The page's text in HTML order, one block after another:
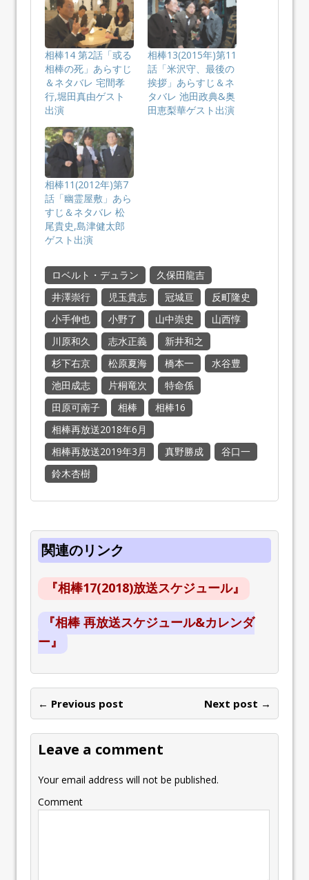
相棒14 第2話「或る
相棒の死」あらすじ
＆ネタバレ 宅間孝
行,堀田真由ゲスト
出演
相棒13(2015年)第11
話「米沢守、最後の
挨拶」あらすじ＆ネ
タバレ 池田政典&奥
田恵梨華ゲスト出演
相棒11(2012年)第7
話「幽霊屋敷」あら
すじ＆ネタバレ 松
尾貴史,島津健太郎
ゲスト出演
ロベルト・デュラン
久保田龍吉
井澤崇行
児玉貴志 冠城亘
反町隆史
小手伸也
小野了 山中崇史
山西惇
川原和久
志水正義
新井和之
杉下右京
松原夏海 橋本一
水谷豊
池田成志
片桐竜次
特命係
田原可南子
相棒
相棒16
相棒再放送2018年6月
相棒再放送2019年3月
真野勝成
谷口一
鈴木杏樹
関連のリンク
『相棒17(2018)放送スケジュール』
『相棒 再放送スケジュール&カレンダ
ー』
← Previous post Next post →
Leave a comment
Your email address will not be published.
Comment